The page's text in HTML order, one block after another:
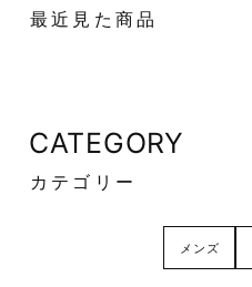
最近見た商品
CATEGORY
カテゴリー
メンズ